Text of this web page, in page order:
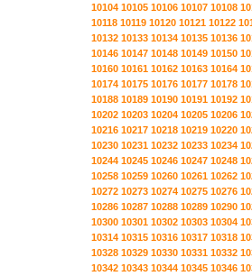
10104 10105 10106 10107 10108
10118 10119 10120 10121 10122
10132 10133 10134 10135 10136
10146 10147 10148 10149 10150
10160 10161 10162 10163 10164
10174 10175 10176 10177 10178
10188 10189 10190 10191 10192
10202 10203 10204 10205 10206
10216 10217 10218 10219 10220
10230 10231 10232 10233 10234
10244 10245 10246 10247 10248
10258 10259 10260 10261 10262
10272 10273 10274 10275 10276
10286 10287 10288 10289 10290
10300 10301 10302 10303 10304
10314 10315 10316 10317 10318
10328 10329 10330 10331 10332
10342 10343 10344 10345 10346